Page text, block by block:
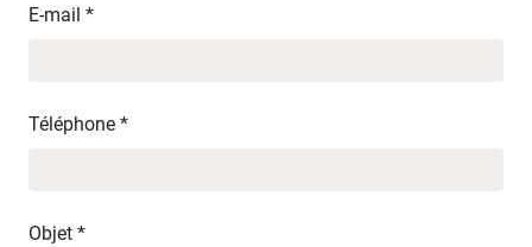
E-mail *
Téléphone *
Objet *